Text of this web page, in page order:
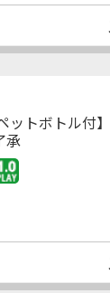
ットボトル付
承